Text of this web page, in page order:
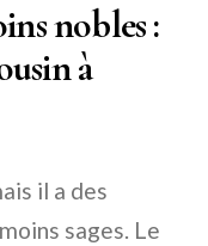
nobles :
à
il a des
sages. Le